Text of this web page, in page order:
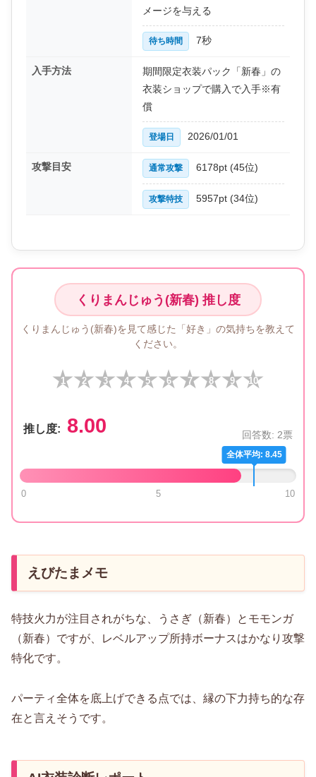
メージを与える
待ち時間 7秒
入手方法
期間限定衣装パック「新春」の
衣装ショップで購入で入手※有
償
登場日 2026/01/01
攻撃目安 通常攻撃 6178pt (45位)
攻撃特技 5957pt (34位)
くりまんじゅう(新春) 推し度
くりまんじゅう(新春)を見て感じた「好き」の気持ちを教えて
ください。
10
9
8
7
6
5
4
3
2
1
推し度: 8.00 回答数: 2票
全体平均: 8.45
0 5 10
えびたまメモ
特技火力が注目されがちな、うさぎ（新春）とモモンガ
（新春）ですが、レベルアップ所持ボーナスはかなり攻撃
特化です。
パーティ全体を底上げできる点では、縁の下力持ち的な存
在と言えそうです。